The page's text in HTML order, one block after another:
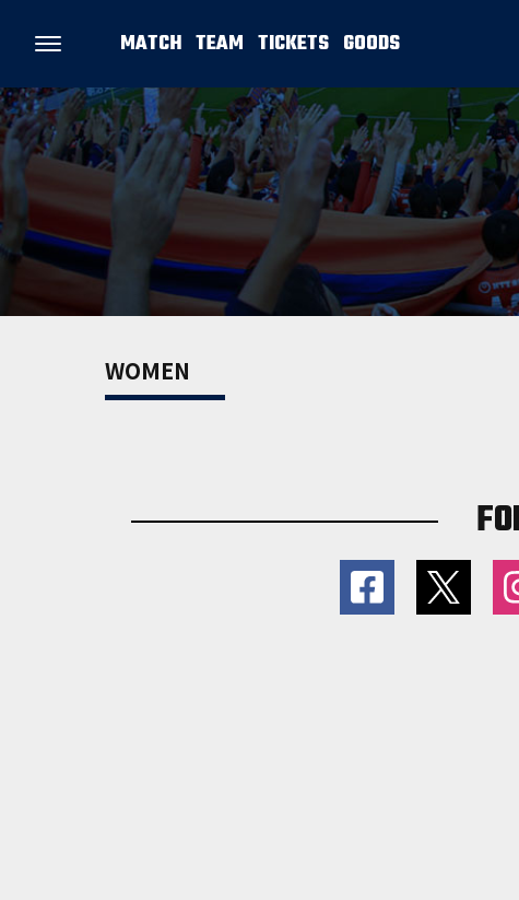
MATCH TEAM TICKETS GOODS
WOMEN